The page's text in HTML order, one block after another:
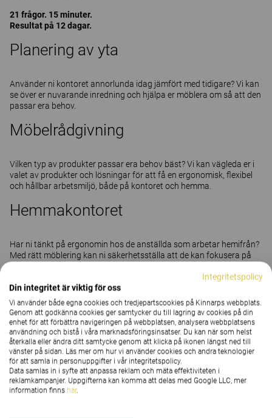
21 frågor. 15 minuter.
Resultat på 12 dagar.
Planering av yta
Använder ni kontoret annorlunda idag jämfört med tidigare? Vi kan
se över er nuvarande inredning och hjälpa er möblera om så att den
passar era behov.
Möbelrådgivning
Vilken typ av produkter passar era behov bäst? Vi kan vägleda er i
valet av produkter och lösningar för att få en ergonomisk, flexibel
och hållbar arbetsmiljö, både på kontoret och hemma.
Hemmakontoret
Har ni tänkt på ergonomin hos de anställda som arbetar hemifrån?
Med rätt möblering kan ni säker­hetsställa att de kan fokusera på
leverans, är utvalda produkter som passar bra till hemmakontoret.
Vi kan hjälpa dig skräddarsy en lösning för ditt företag.
Integritetspolicy
Din integritet är viktig för oss
Vi använder både egna cookies och tredjepartscookies på Kinnarps webbplats.
Genom att godkänna cookies ger samtycker du till lagring av cookies på din
enhet för att förbättra navigeringen på webbplatsen, analysera webbplatsens
användning och bistå i våra marknadsföringsinsatser. Du kan när som helst
återkalla eller ändra ditt samtycke genom att klicka på ikonen längst ned till
vänster på sidan. Läs mer om hur vi använder cookies och andra teknologier
för att samla in personuppgifter i vår integritetspolicy.
Data samlas in i syfte att anpassa reklam och mäta effektiviteten i
reklamkampanjer. Uppgifterna kan komma att delas med Google LLC, mer
information finns här.